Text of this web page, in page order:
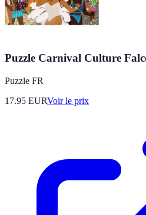
Puzzle Carnival Culture
Puzzle FR
17.95 EURVoir le prix